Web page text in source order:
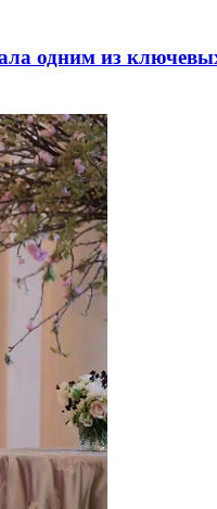
одним из